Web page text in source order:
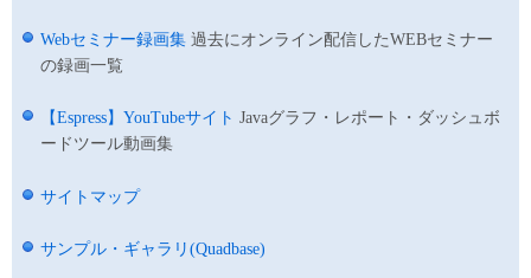
Webセミナー録画集 過去にオンライン配信したWEBセミナー
の録画一覧
【Espress】YouTubeサイト Javaグラフ・レポート・ダッシュボ
ードツール動画集
サイトマップ
サンプル・ギャラリ(Quadbase)